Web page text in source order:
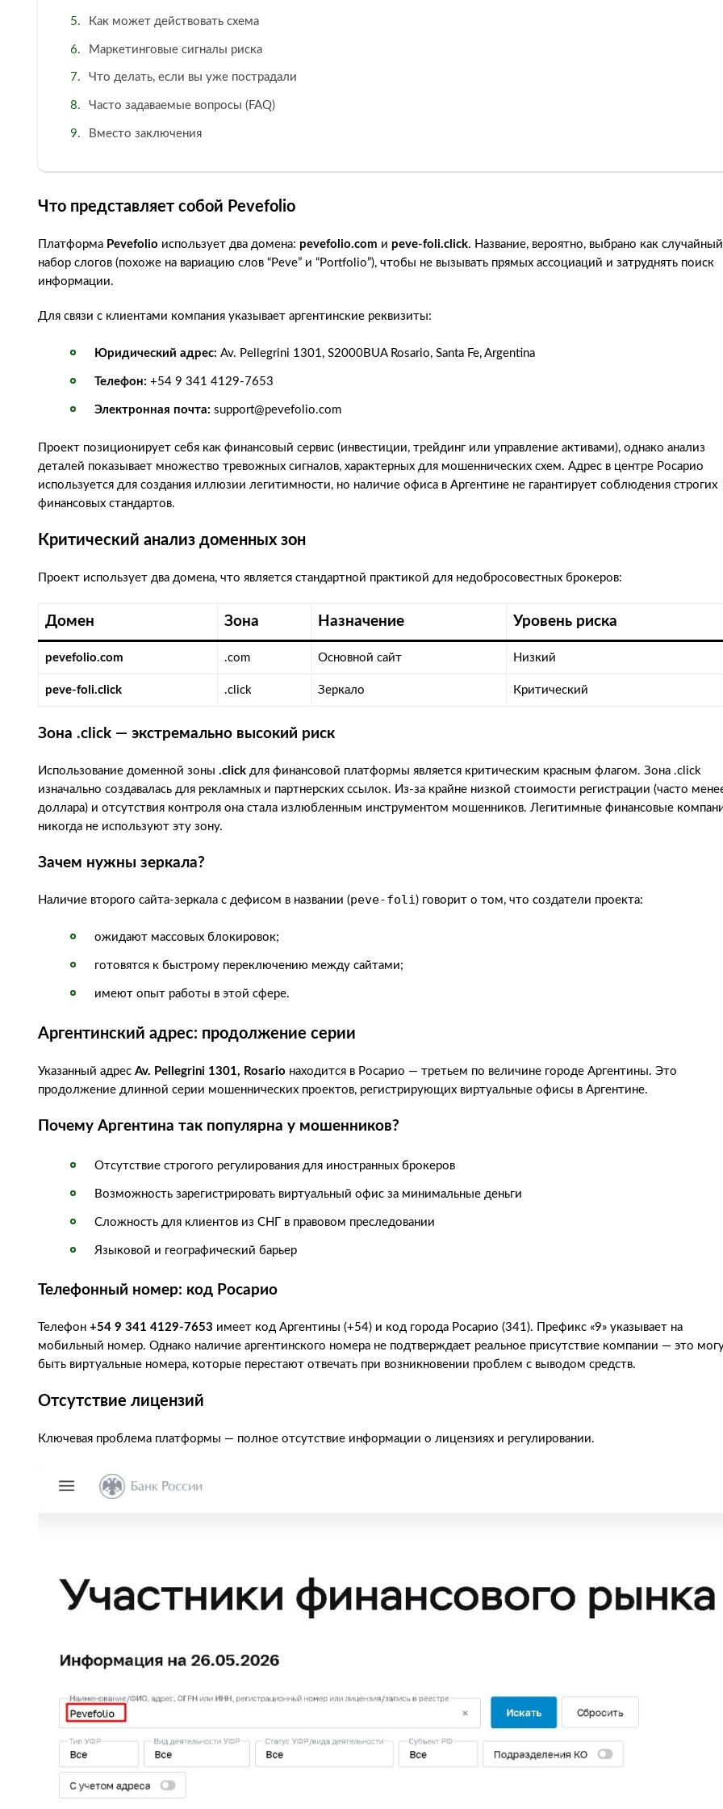
Как может действовать схема
Маркетинговые сигналы риска
Что делать, если вы уже пострадали
Часто задаваемые вопросы (FAQ)
Вместо заключения
Что представляет собой Pevefolio
Платформа Pevefolio использует два домена: pevefolio.com и peve-foli.click. Название, вероятно, выбрано как случайный
набор слогов (похоже на вариацию слов “Peve” и “Portfolio”), чтобы не вызывать прямых ассоциаций и затруднять поиск
информации.
Для связи с клиентами компания указывает аргентинские реквизиты:
Юридический адрес: Av. Pellegrini 1301, S2000BUA Rosario, Santa Fe, Argentina
Телефон: +54 9 341 4129-7653
Электронная почта: support@pevefolio.com
Проект позиционирует себя как финансовый сервис (инвестиции, трейдинг или управление активами), однако анализ
деталей показывает множество тревожных сигналов, характерных для мошеннических схем. Адрес в центре Росарио
используется для создания иллюзии легитимности, но наличие офиса в Аргентине не гарантирует соблюдения строгих
финансовых стандартов.
Критический анализ доменных зон
Проект использует два домена, что является стандартной практикой для недобросовестных брокеров:
Домен Зона Назначение Уровень риска
pevefolio.com .com Основной сайт Низкий
peve-foli.click .click Зеркало Критический
Зона .click — экстремально высокий риск
Использование доменной зоны .click для финансовой платформы является критическим красным флагом. Зона .click
изначально создавалась для рекламных и партнерских ссылок. Из-за крайне низкой стоимости регистрации (часто
доллара) и отсутствия контроля она стала излюбленным инструментом мошенников. Легитимные финансовые
никогда не используют эту зону.
Зачем нужны зеркала?
Наличие второго сайта-зеркала с дефисом в названии (peve-foli ) говорит о том, что создатели проекта:
ожидают массовых блокировок;
готовятся к быстрому переключению между сайтами;
имеют опыт работы в этой сфере.
Аргентинский адрес: продолжение серии
Указанный адрес Av. Pellegrini 1301, Rosario находится в Росарио — третьем по величине городе Аргентины. Это
продолжение длинной серии мошеннических проектов, регистрирующих виртуальные офисы в Аргентине.
Почему Аргентина так популярна у мошенников?
Отсутствие строгого регулирования для иностранных брокеров
Возможность зарегистрировать виртуальный офис за минимальные деньги
Сложность для клиентов из СНГ в правовом преследовании
Языковой и географический барьер
Телефонный номер: код Росарио
Телефон +54 9 341 4129-7653 имеет код Аргентины (+54) и код города Росарио (341). Префикс «9» указывает на
мобильный номер. Однако наличие аргентинского номера не подтверждает реальное присутствие компании — это
быть виртуальные номера, которые перестают отвечать при возникновении проблем с выводом средств.
Отсутствие лицензий
Ключевая проблема платформы — полное отсутствие информации о лицензиях и регулировании.